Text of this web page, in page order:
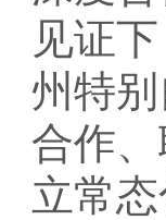
见证
州特
合作
立常